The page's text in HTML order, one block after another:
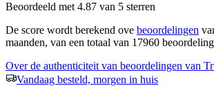
Beoordeeld met 4.87 van 5 sterren
De score wordt berekend ove beoordelingen
maanden, van een totaal van 17960
Over de authenticiteit van beoordelingen van
Vandaag besteld, morgen in huis